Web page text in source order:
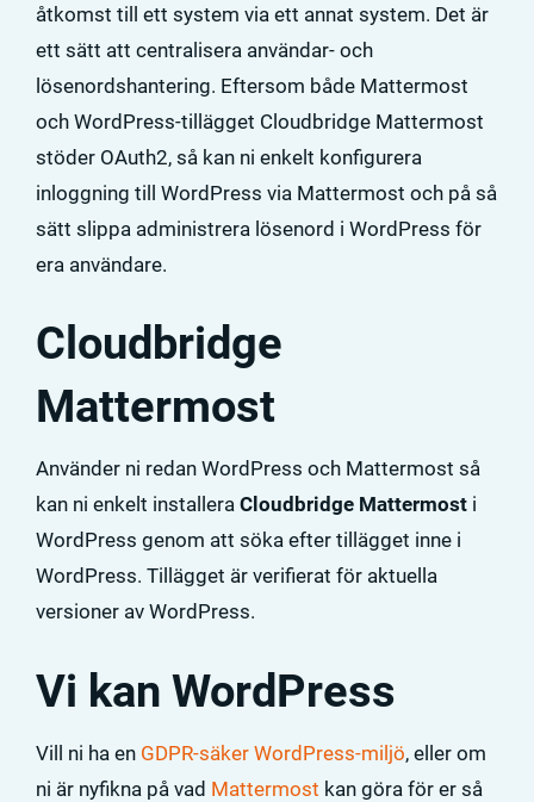
åtkomst till ett system via ett annat system. Det är
ett sätt att centralisera användar- och
lösenordshantering. Eftersom både Mattermost
och WordPress-tillägget Cloudbridge Mattermost
stöder OAuth2, så kan ni enkelt konfigurera
inloggning till WordPress via Mattermost och på så
sätt slippa administrera lösenord i WordPress för
era användare.
Cloudbridge
Mattermost
Använder ni redan WordPress och Mattermost så
kan ni enkelt installera Cloudbridge Mattermost i
WordPress genom att söka efter tillägget inne i
WordPress. Tillägget är verifierat för aktuella
versioner av WordPress.
Vi kan WordPress
Vill ni ha en GDPR-säker WordPress-miljö, eller om
ni är nyfikna på vad Mattermost kan göra för er så